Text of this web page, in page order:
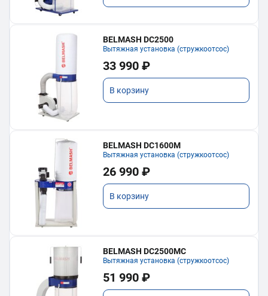
BELMASH DC2500
Вытяжная установка (стружкоотсос)
33 990 ₽
В корзину
BELMASH DC1600M
Вытяжная установка (стружкоотсос)
26 990 ₽
В корзину
BELMASH DC2500MC
Вытяжная установка (стружкоотсос)
51 990 ₽